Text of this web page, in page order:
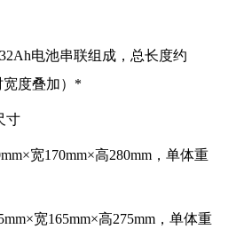
电池串联组成，总长度约
宽度叠加）*
寸
宽170mm×高280mm，单体重
宽165mm×高275mm，单体重